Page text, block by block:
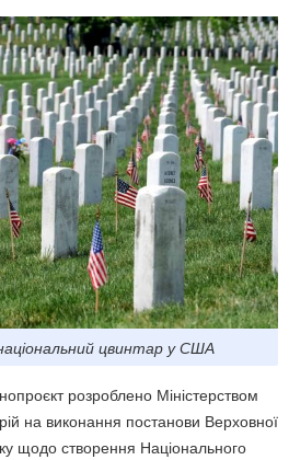
цвинтар у США
розроблено Міністерством
на виконання постанови Верховної
щодо створення Національного